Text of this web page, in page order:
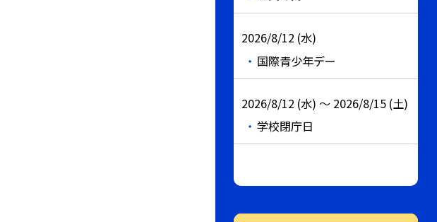
2026/8/12 (水)
国際青少年デー
2026/8/12 (水) ～ 2026/8/15 (土)
学校閉庁日